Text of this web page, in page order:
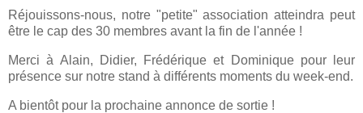
Réjouissons-nous, notre "petite" association atteindra peut
être le cap des 30 membres avant la fin de l'année !
Merci à Alain, Didier, Frédérique et Dominique pour leur
présence sur notre stand à différents moments du week-end.
A bientôt pour la prochaine annonce de sortie !